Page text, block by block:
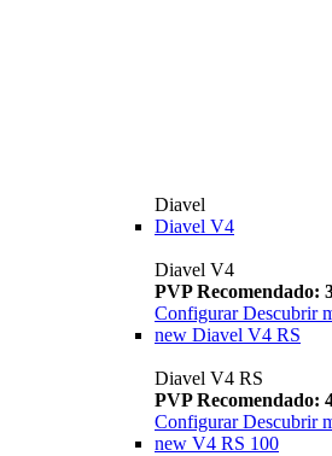
Diavel
Diavel V4
Diavel V4
PVP Recomendado:
Configurar Descubrir
new Diavel V4 RS
Diavel V4 RS
PVP Recomendado:
Configurar Descubrir
new V4 RS 100